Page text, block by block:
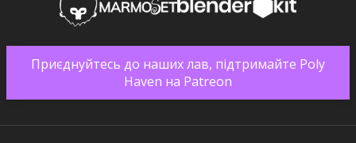
Приєднуйтесь до наших лав, підтримайте Poly
Haven на Patreon